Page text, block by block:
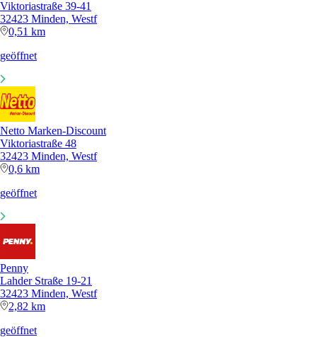
Viktoriastraße 39-41
32423 Minden, Westf
0,51 km
geöffnet
Netto Marken-Discount
Viktoriastraße 48
32423 Minden, Westf
0,6 km
geöffnet
Penny
Lahder Straße 19-21
32423 Minden, Westf
2,82 km
geöffnet